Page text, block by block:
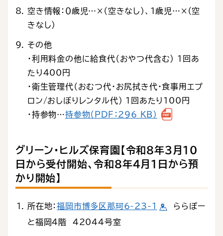
空き情報：０歳児…×（空きなし）、１歳児…×（空
きなし）
その他
・利用料金の他に給食代（おやつ代含む） 1回あ
たり400円
・衛生管理代（おむつ代・お尻拭き代・食事用エプ
ロン/おしぼりレンタル代） 1回あたり100円
・持参物…持参物（PDF：296 KB）
グリーン・ヒルズ保育園【令和８年３月10
日から受付開始、令和８年４月１日から預
かり開始】
所在地：福岡市博多区那珂6-23-1
ららぽー
と福岡４階 42044号室